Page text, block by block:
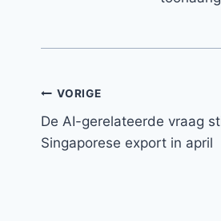
Bericht
navigatie
VORIGE
De AI-gerelateerde vraag
Singaporese export in april